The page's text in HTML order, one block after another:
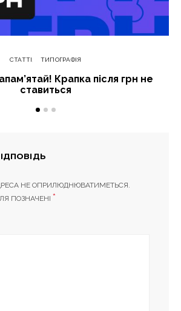
СТАТТІ ТИПОГРАФІЯ
Крапка після грн не
ставиться
НЕ ОПРИЛЮДНЮВАТИМЕТЬСЯ.
ПОЗНАЧЕНІ *